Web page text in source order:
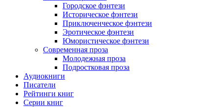
Городское фэнтези
Историческое фэнтези
Приключенческое фэнтези
Эротическое фэнтези
Юмористическое фэнтези
Современная проза
Молодежная проза
Подростковая проза
Аудиокниги
Писатели
Рейтинги книг
Серии книг